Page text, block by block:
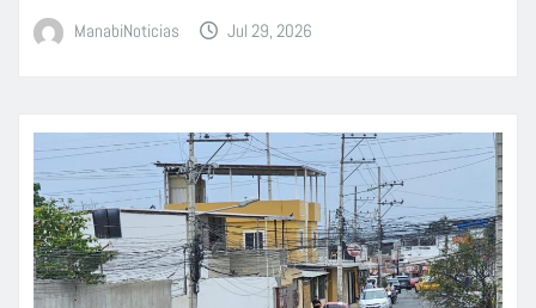
ManabiNoticias Jul 29, 2026